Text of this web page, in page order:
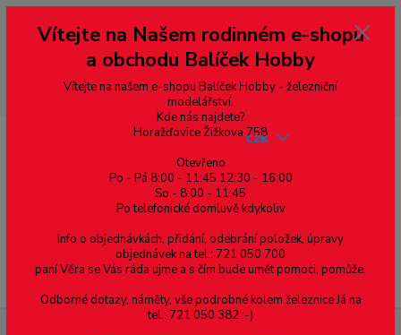
--- pro zákazníky ze Slovenska a jiných zemí, pokud chcete platit v eurech
přepněte si e-shop na euro 💶 pro přepočet měny - pravý horní roh ---
dobírky – pokud si z nějakého důvodu zásilku nevyzvednete, bude po
domluvě zaslána znovu s opětovnou platbou za poštovné, v opačném
případě bude zrušena a účet přidán na blacklist a rušeny následující
objednávky.
Menu
CZK
Vítejte na Našem rodinném e-shopu
a obchodu Balíček Hobby
Vítejte na našem e-shopu Balíček Hobby - železniční
modelářství.
Kde nás najdete?
Horažďovice Žižkova 758
Otevřeno
Po - Pá 8:00 - 11:45 12:30 - 16:00
So - 8:00 - 11:45
Po telefonické domluvě kdykoliv
Info o objednávkách, přidání, odebrání položek, úpravy
objednávek na tel.: 721 050 700
paní Věra se Vás ráda ujme a s čím bude umět pomoci, pomůže.
Odborné dotazy, náměty, vše podrobné kolem železnice Já na
tel.: 721 050 382 :-)